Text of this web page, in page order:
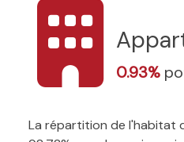
0.93%
La répartition de l'habitat